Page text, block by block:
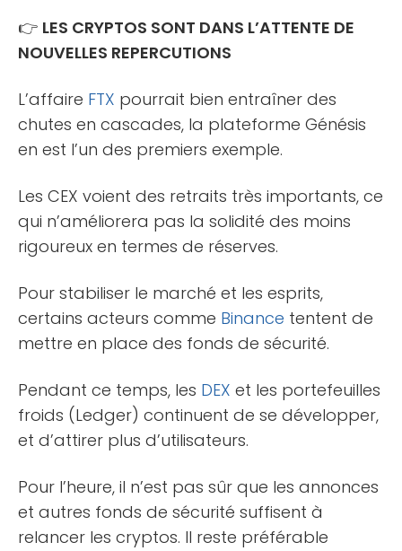
👉 LES CRYPTOS SONT DANS L’ATTENTE DE
NOUVELLES REPERCUTIONS
L’affaire FTX pourrait bien entraîner des
chutes en cascades, la plateforme Génésis
en est l’un des premiers exemple.
Les CEX voient des retraits très importants, ce
qui n’améliorera pas la solidité des moins
rigoureux en termes de réserves.
Pour stabiliser le marché et les esprits,
certains acteurs comme Binance tentent de
mettre en place des fonds de sécurité.
Pendant ce temps, les DEX et les portefeuilles
froids (Ledger) continuent de se développer,
et d’attirer plus d’utilisateurs.
Pour l’heure, il n’est pas sûr que les annonces
et autres fonds de sécurité suffisent à
relancer les cryptos. Il reste préférable